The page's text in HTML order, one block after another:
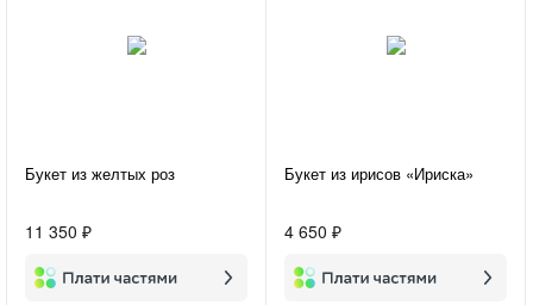
Букет из желтых роз
11 350 ₽
Букет из ирисов «Ириска»
4 650 ₽